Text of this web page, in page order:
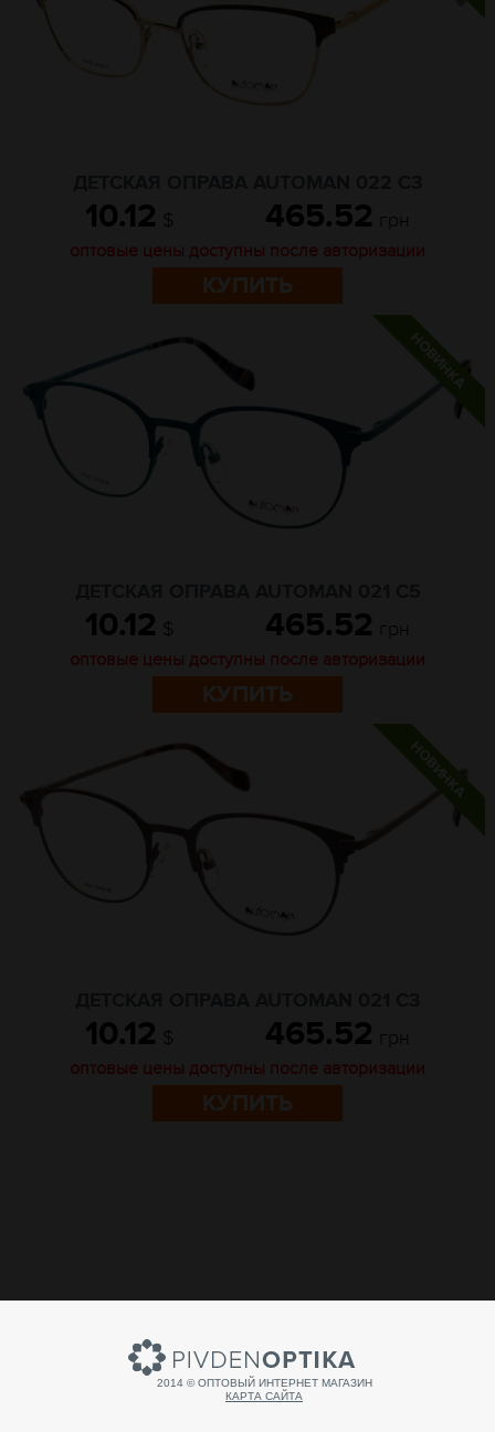
10.12 $ 465.52 грн
оптовые цены доступны после авторизации
КУПИТЬ
10.12 $ 465.52 грн
оптовые цены доступны после авторизации
КУПИТЬ
10.12 $ 465.52 грн
оптовые цены доступны после авторизации
КУПИТЬ
2014 © ОПТОВЫЙ ИНТЕРНЕТ МАГАЗИН
КАРТА САЙТА